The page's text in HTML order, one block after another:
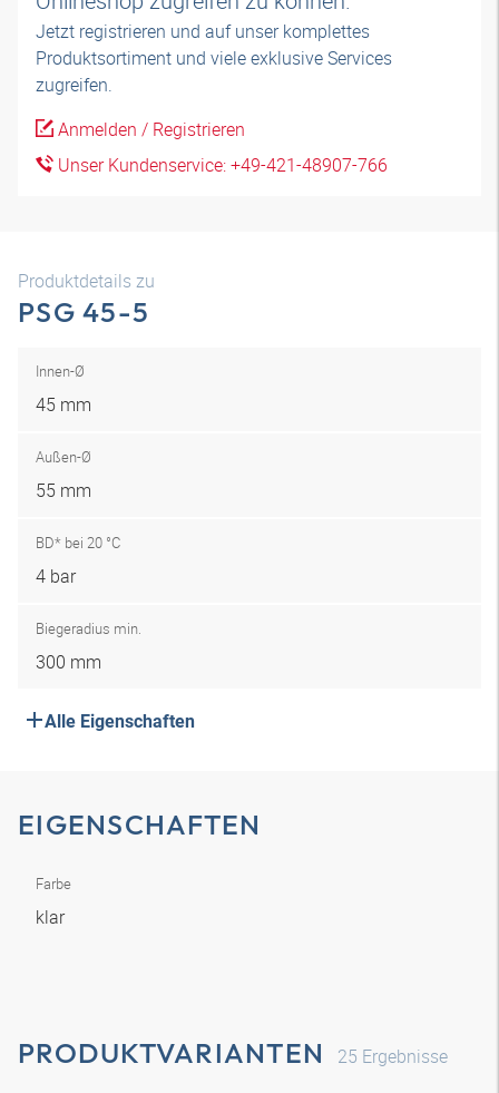
Jetzt registrieren und auf unser komplettes
Produktsortiment und viele exklusive Services
zugreifen.
Anmelden / Registrieren
Unser Kundenservice: +49-421-48907-766
Produktdetails zu
PSG 45-5
Innen-Ø
45 mm
Außen-Ø
55 mm
BD* bei 20 °C
4 bar
Biegeradius min.
300 mm
Alle Eigenschaften
EIGENSCHAFTEN
Farbe
klar
PRODUKTVARIANTEN 25 Ergebnisse